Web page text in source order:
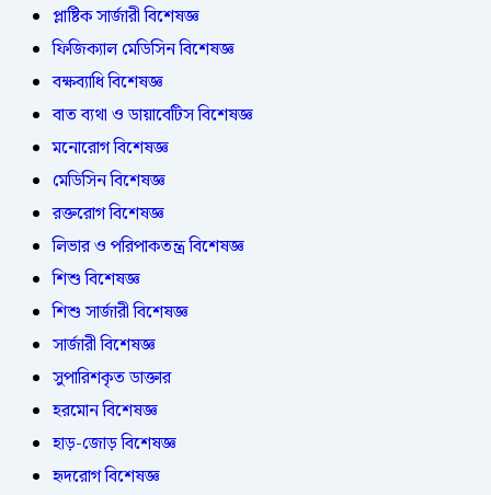
প্লাষ্টিক সার্জারী বিশেষজ্ঞ
ফিজিক্যাল মেডিসিন বিশেষজ্ঞ
বক্ষব্যাধি বিশেষজ্ঞ
বাত ব্যথা ও ডায়াবেটিস বিশেষজ্ঞ
মনোরোগ বিশেষজ্ঞ
মেডিসিন বিশেষজ্ঞ
রক্তরোগ বিশেষজ্ঞ
লিভার ও পরিপাকতন্ত্র বিশেষজ্ঞ
শিশু বিশেষজ্ঞ
শিশু সার্জারী বিশেষজ্ঞ
সার্জারী বিশেষজ্ঞ
সুপারিশকৃত ডাক্তার
হরমোন বিশেষজ্ঞ
হাড়-জোড় বিশেষজ্ঞ
হৃদরোগ বিশেষজ্ঞ